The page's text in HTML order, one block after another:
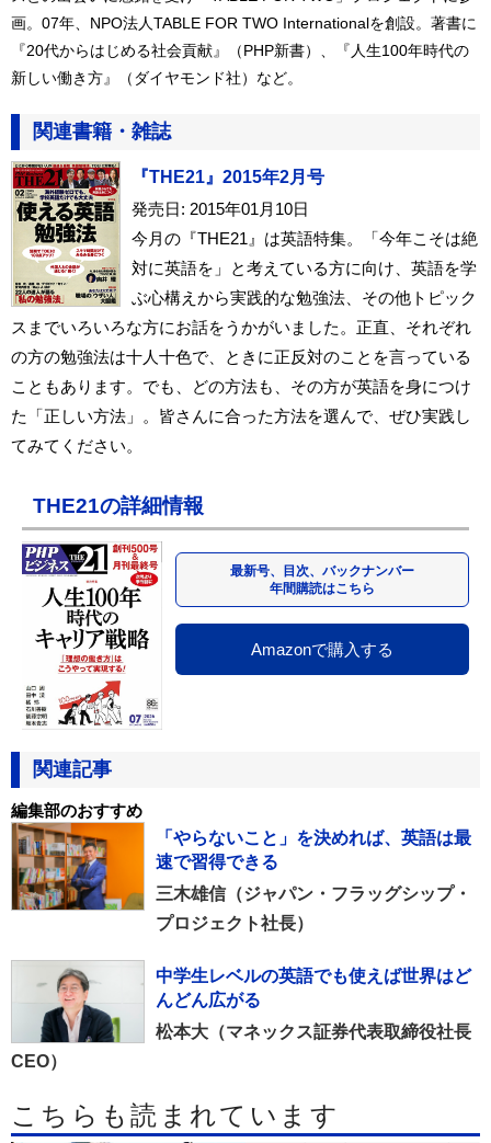
画。07年、NPO法人TABLE FOR TWO Internationalを創設。著書に
『20代からはじめる社会貢献』（PHP新書）、『人生100年時代の
新しい働き方』（ダイヤモンド社）など。
関連書籍・雑誌
『THE21』2015年2月号
発売日: 2015年01月10日
今月の『THE21』は英語特集。「今年こそは絶
対に英語を」と考えている方に向け、英語を学
ぶ心構えから実践的な勉強法、その他トピック
スまでいろいろな方にお話をうかがいました。正直、それぞれ
の方の勉強法は十人十色で、ときに正反対のことを言っている
こともあります。でも、どの方法も、その方が英語を身につけ
た「正しい方法」。皆さんに合った方法を選んで、ぜひ実践し
てみてください。
THE21の詳細情報
最新号、目次、バックナンバー
年間購読はこちら
Amazonで購入する
関連記事
編集部のおすすめ
「やらないこと」を決めれば、英語は最
速で習得できる
三木雄信（ジャパン・フラッグシップ・
プロジェクト社長）
中学生レベルの英語でも使えば世界はど
んどん広がる
松本大（マネックス証券代表取締役社長
CEO）
こちらも読まれています